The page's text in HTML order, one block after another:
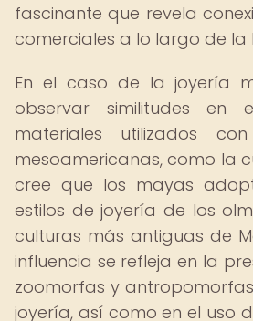
fascinante que revela
comerciales a lo largo de la
En el caso de la joyería
observar similitudes en
materiales utilizados
mesoamericanas, como la
cree que los mayas
estilos de joyería de los
culturas más antiguas de
influencia se refleja en la
zoomorfas y
joyería, así como en el uso